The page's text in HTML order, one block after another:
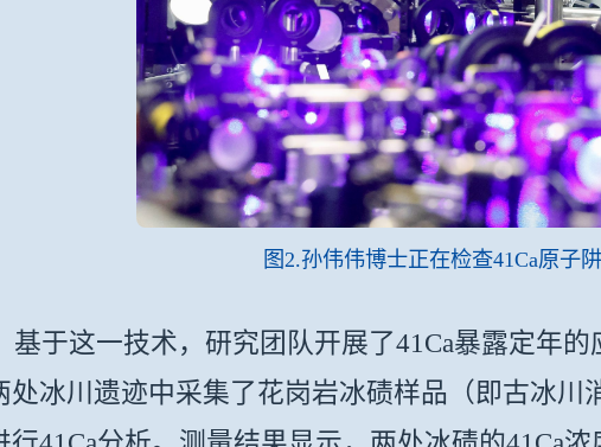
图2.孙伟伟博士正在检查41Ca原子阱
这一技术，研究团队开展了41Ca暴露定年的
处冰川遗迹中采集了花岗岩冰碛样品（即古冰川